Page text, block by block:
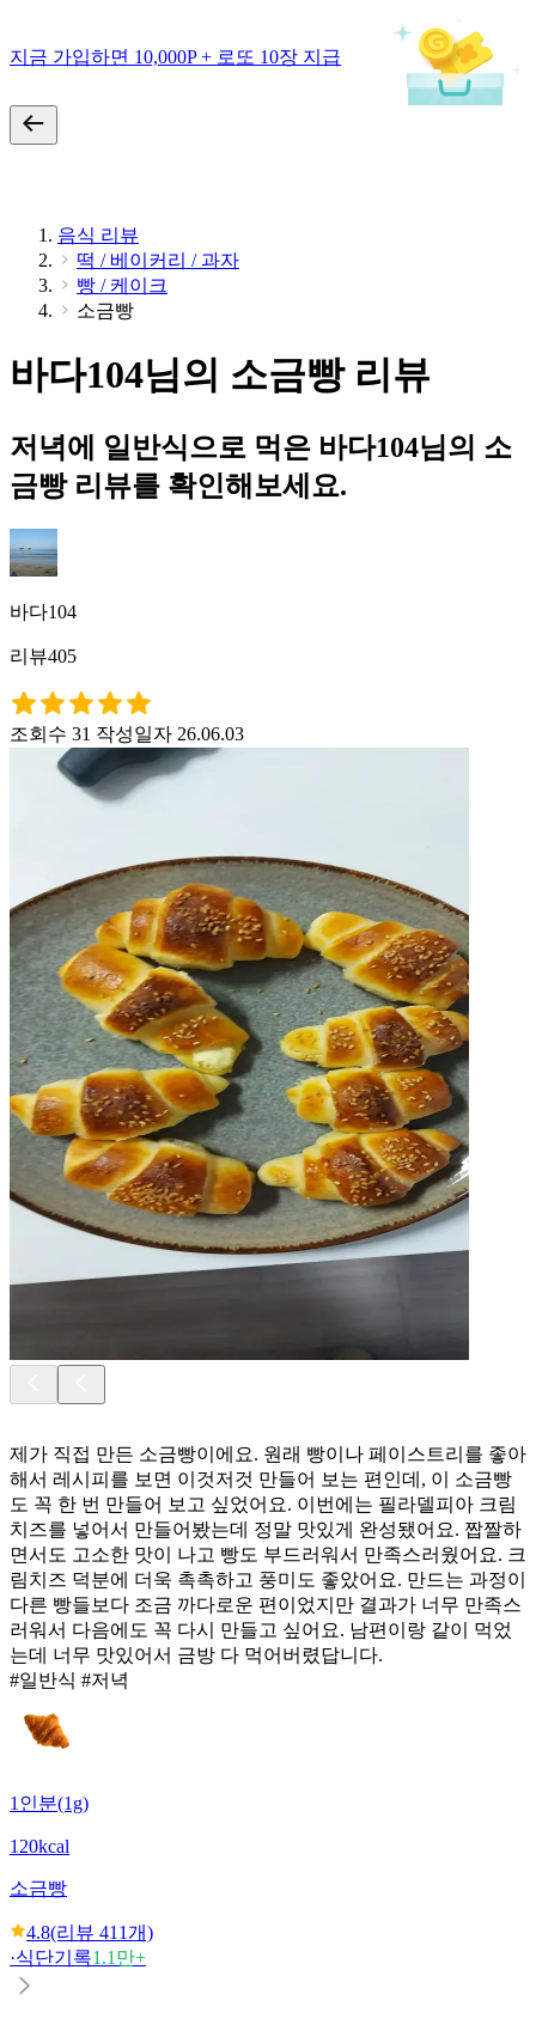
지금 가입하면 10,000P + 로또 10장 지급
음식 리뷰
떡 / 베이커리 / 과자
빵 / 케이크
소금빵
바다104님의 소금빵 리뷰
저녁에 일반식으로 먹은 바다104님의 소
금빵 리뷰를 확인해보세요.
바다104
리뷰405
조회수 31 작성일자 26.06.03
제가 직접 만든 소금빵이에요. 원래 빵이나 페이스트리를 좋아
해서 레시피를 보면 이것저것 만들어 보는 편인데, 이 소금빵
도 꼭 한 번 만들어 보고 싶었어요. 이번에는 필라델피아 크림
치즈를 넣어서 만들어봤는데 정말 맛있게 완성됐어요. 짭짤하
면서도 고소한 맛이 나고 빵도 부드러워서 만족스러웠어요. 크
림치즈 덕분에 더욱 촉촉하고 풍미도 좋았어요. 만드는 과정이
다른 빵들보다 조금 까다로운 편이었지만 결과가 너무 만족스
러워서 다음에도 꼭 다시 만들고 싶어요. 남편이랑 같이 먹었
는데 너무 맛있어서 금방 다 먹어버렸답니다.
#일반식 #저녁
1인분(1g)
120kcal
소금빵
4.8(리뷰 411개)
·식단기록1.1만+